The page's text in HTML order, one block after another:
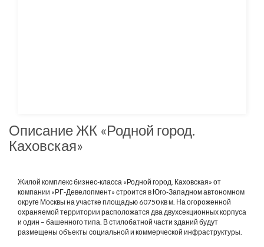
Описание ЖК «Родной город.
Каховская»
Жилой комплекс бизнес-класса «Родной город. Каховская» от
компании «РГ-Девелопмент» строится в Юго-Западном автономном
округе Москвы на участке площадью 60750 кв м. На огороженной
охраняемой территории расположатся два двухсекционных корпуса
и один – башенного типа. В стилобатной части зданий будут
размещены объекты социальной и коммерческой инфраструктуры.